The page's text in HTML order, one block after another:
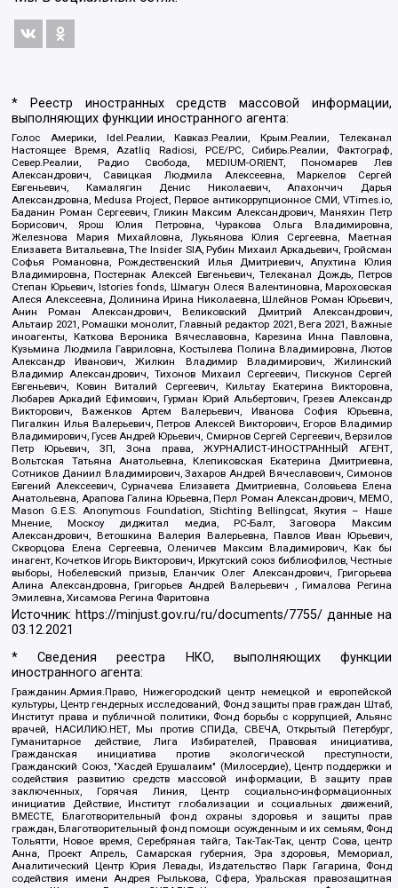
* Реестр иностранных средств массовой информации,
выполняющих функции иностранного агента:
Голос Америки, Idel.Реалии, Кавказ.Реалии, Крым.Реалии, Телеканал
Настоящее Время, Azatliq Radiosi, PCE/PC, Сибирь.Реалии, Фактограф,
Север.Реалии, Радио Свобода, MEDIUM-ORIENT, Пономарев Лев
Александрович, Савицкая Людмила Алексеевна, Маркелов Сергей
Евгеньевич, Камалягин Денис Николаевич, Апахончич Дарья
Александровна, Medusa Project, Первое антикоррупционное СМИ, VTimes.io,
Баданин Роман Сергеевич, Гликин Максим Александрович, Маняхин Петр
Борисович, Ярош Юлия Петровна, Чуракова Ольга Владимировна,
Железнова Мария Михайловна, Лукьянова Юлия Сергеевна, Маетная
Елизавета Витальевна, The Insider SIA, Рубин Михаил Аркадьевич, Гройсман
Софья Романовна, Рождественский Илья Дмитриевич, Апухтина Юлия
Владимировна, Постернак Алексей Евгеньевич, Телеканал Дождь, Петров
Степан Юрьевич, Istories fonds, Шмагун Олеся Валентиновна, Мароховская
Алеся Алексеевна, Долинина Ирина Николаевна, Шлейнов Роман Юрьевич,
Анин Роман Александрович, Великовский Дмитрий Александрович,
Альтаир 2021, Ромашки монолит, Главный редактор 2021, Вега 2021, Важные
иноагенты, Каткова Вероника Вячеславовна, Карезина Инна Павловна,
Кузьмина Людмила Гавриловна, Костылева Полина Владимировна, Лютов
Александр Иванович, Жилкин Владимир Владимирович, Жилинский
Владимир Александрович, Тихонов Михаил Сергеевич, Пискунов Сергей
Евгеньевич, Ковин Виталий Сергеевич, Кильтау Екатерина Викторовна,
Любарев Аркадий Ефимович, Гурман Юрий Альбертович, Грезев Александр
Викторович, Важенков Артем Валерьевич, Иванова София Юрьевна,
Пигалкин Илья Валерьевич, Петров Алексей Викторович, Егоров Владимир
Владимирович, Гусев Андрей Юрьевич, Смирнов Сергей Сергеевич, Верзилов
Петр Юрьевич, ЗП, Зона права, ЖУРНАЛИСТ-ИНОСТРАННЫЙ АГЕНТ,
Вольтская Татьяна Анатольевна, Клепиковская Екатерина Дмитриевна,
Сотников Даниил Владимирович, Захаров Андрей Вячеславович, Симонов
Евгений Алексеевич, Сурначева Елизавета Дмитриевна, Соловьева Елена
Анатольевна, Арапова Галина Юрьевна, Перл Роман Александрович, МЕМО,
Mason G.E.S. Anonymous Foundation, Stichting Bellingcat, Якутия – Наше
Мнение, Москоу диджитал медиа, РС-Балт, Заговора Максим
Александрович, Ветошкина Валерия Валерьевна, Павлов Иван Юрьевич,
Скворцова Елена Сергеевна, Оленичев Максим Владимирович, Как бы
инагент, Кочетков Игорь Викторович, Иркутский союз библиофилов, Честные
выборы, Нобелевский призыв, Еланчик Олег Александрович, Григорьева
Алина Александровна, Григорьев Андрей Валерьевич , Гималова Регина
Эмилевна, Хисамова Регина Фаритовна
Источник: https://minjust.gov.ru/ru/documents/7755/ данные на
03.12.2021
* Сведения реестра НКО, выполняющих функции
иностранного агента:
Гражданин.Армия.Право, Нижегородский центр немецкой и европейской
культуры, Центр гендерных исследований, Фонд защиты прав граждан Штаб,
Институт права и публичной политики, Фонд борьбы с коррупцией, Альянс
врачей, НАСИЛИЮ.НЕТ, Мы против СПИДа, СВЕЧА, Открытый Петербург,
Гуманитарное действие, Лига Избирателей, Правовая инициатива,
Гражданская инициатива против экологической преступности,
Гражданский Союз, "Хасдей Ерушалаим" (Милосердие), Центр поддержки и
содействия развитию средств массовой информации, В защиту прав
заключенных, Горячая Линия, Центр социально-информационных
инициатив Действие, Институт глобализации и социальных движений,
ВМЕСТЕ, Благотворительный фонд охраны здоровья и защиты прав
граждан, Благотворительный фонд помощи осужденным и их семьям, Фонд
Тольятти, Новое время, Серебряная тайга, Так-Так-Так, центр Сова, центр
Анна, Проект Апрель, Самарская губерния, Эра здоровья, Мемориал,
Аналитический Центр Юрия Левады, Издательство Парк Гагарина, Фонд
содействия имени Андрея Рылькова, Сфера, Уральская правозащитная